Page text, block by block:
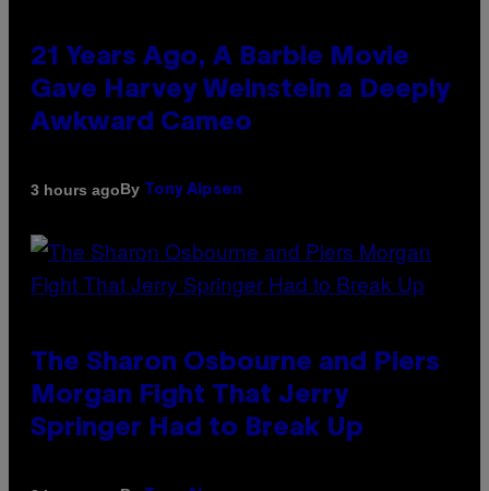
21 Years Ago, A Barbie Movie
Gave Harvey Weinstein a Deeply
Awkward Cameo
3 hours agoBy Tony Alpsen
The Sharon Osbourne and Piers
Morgan Fight That Jerry
Springer Had to Break Up